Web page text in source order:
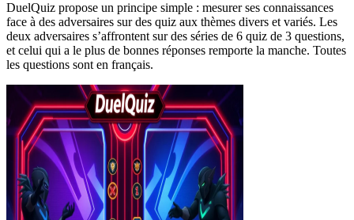
DuelQuiz propose un principe simple : mesurer ses connaissances
face à des adversaires sur des quiz aux thèmes divers et variés. Les
deux adversaires s’affrontent sur des séries de 6 quiz de 3 questions,
et celui qui a le plus de bonnes réponses remporte la manche. Toutes
les questions sont en français.